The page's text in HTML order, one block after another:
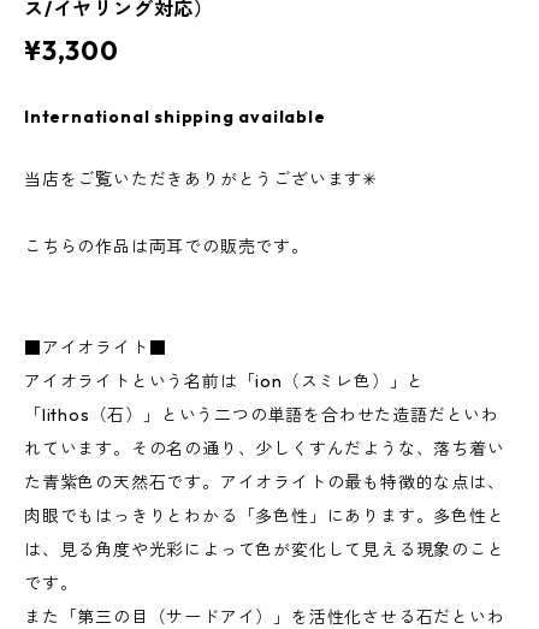
ス/イヤリング対応）
¥3,300
International shipping available
当店をご覧いただきありがとうございます✳︎
こちらの作品は両耳での販売です。
■アイオライト■
アイオライトという名前は「ion（スミレ色）」と
「lithos（石）」という二つの単語を合わせた造語だといわ
れています。その名の通り、少しくすんだような、落ち着い
た青紫色の天然石です。アイオライトの最も特徴的な点は、
肉眼でもはっきりとわかる「多色性」にあります。多色性と
は、見る角度や光彩によって色が変化して見える現象のこと
です。
また「第三の目（サードアイ）」を活性化させる石だといわ